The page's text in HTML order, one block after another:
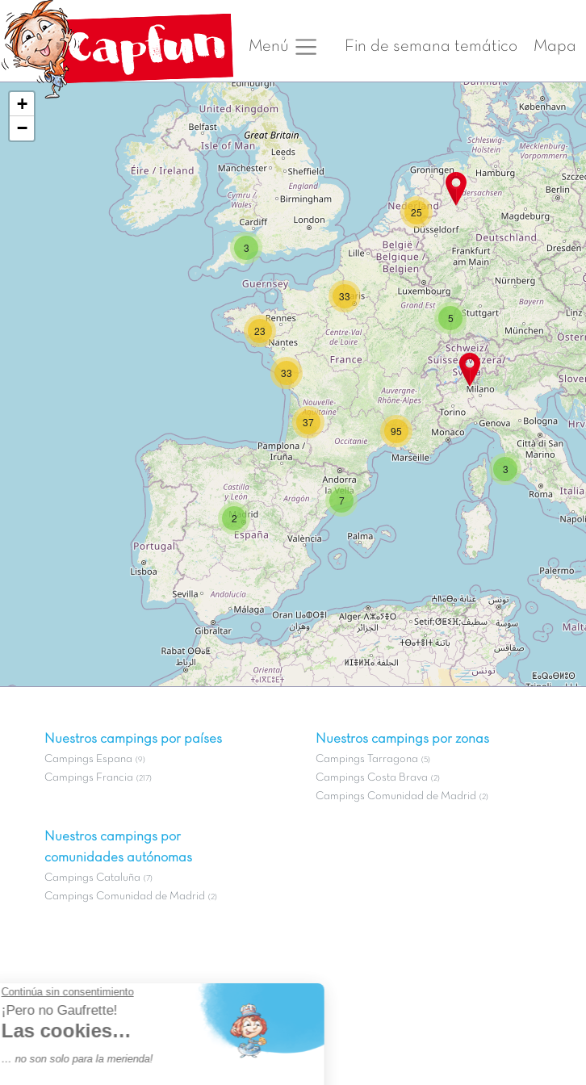
Menú Fin de semana temático Mapa
3
33
95
37
2
7
5
33
25
23
3
+
−
Nuestros campings por países
Campings Espana (9)
Campings Francia (217)
Nuestros campings por
comunidades autónomas
Campings Cataluña (7)
Campings Comunidad de Madrid (2)
Nuestros campings por zonas
Campings Tarragona (5)
Campings Costa Brava (2)
Campings Comunidad de Madrid (2)